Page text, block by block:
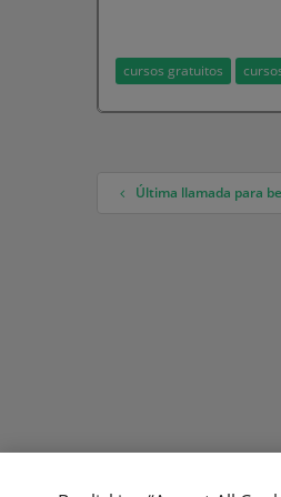
cursos gratuitos
Navegación
Última llamada para